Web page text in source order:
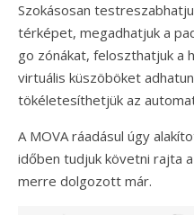
Szokásosan
térképet, megadhatjuk a
go zónákat, feloszthatjuk a
virtuális küszöböket
tökéletesíthetjük az
A MOVA ráadásul úgy
időben tudjuk követni rajta
merre dolgozott már.